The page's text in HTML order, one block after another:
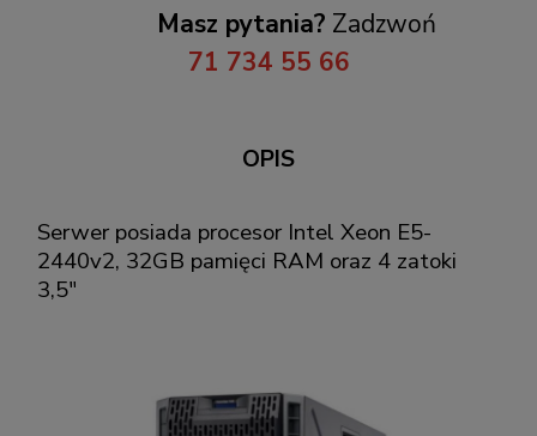
Masz pytania? Zadzwoń
71 734 55 66
OPIS
Serwer posiada procesor Intel Xeon E5-
2440v2, 32GB pamięci RAM oraz 4 zatoki
3,5"